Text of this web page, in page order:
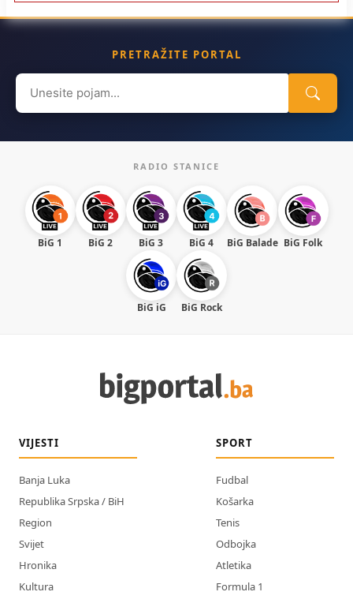
PRETRAŽITE PORTAL
Search
for:
RADIO STANICE
BiG 1 BiG 2 BiG 3 BiG 4 BiG Balade BiG Folk
BiG iG BiG Rock
VIJESTI
Banja Luka
Republika Srpska / BiH
Region
Svijet
Hronika
Kultura
SPORT
Fudbal
Košarka
Tenis
Odbojka
Atletika
Formula 1